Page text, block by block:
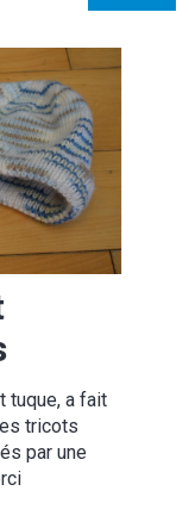
tuque, a fait
tricots
par une